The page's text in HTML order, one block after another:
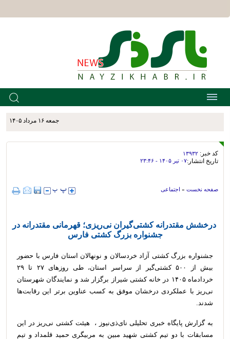
جمعه ۱۶ مرداد ۱۴۰۵
کد خبر: ۱۳۹۳۲
تاریخ انتشار:۰۷ تير ۱۴۰۵ - ۲۳:۴۶
صفحه نخست » اجتماعی
درخشش مقتدرانه کشتی‌گیران نی‌ریزی؛ قهرمانی مقتدرانه در
جشنواره بزرگ کشتی فارس
جشنواره بزرگ کشتی آزاد خردسالان و نونهالان استان فارس با حضور
بیش از ۵۰۰ کشتی‌گیر از سراسر استان، طی روزهای ۲۷ تا ۲۹
خردادماه ۱۴۰۵ در خانه کشتی شیراز برگزار شد و نمایندگان شهرستان
نی‌ریز با عملکردی درخشان موفق به کسب عناوین برتر این رقابت‌ها
شدند.
به گزارش پایگاه خبری تحلیلی نای‌ذی‌نیوز ، هیئت کشتی نی‌ریز در این
مسابقات با دو تیم کشتی شهید مبین به مربیگری حمید قلمداد و تیم